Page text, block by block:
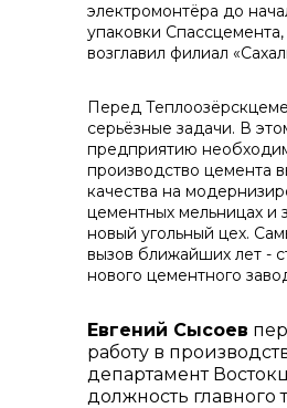
+7 (423) 234 50 50
электромонтёра до
упаковки Спассцемента,
возглавил филиал
Перед
серьёзные задачи. В
предприятию
производство цемента
качества на
цементных мельницах и
новый угольный цех.
вызов ближайших лет -
нового цементного
Евгений Сысоев
работу в
департамент
должность главного